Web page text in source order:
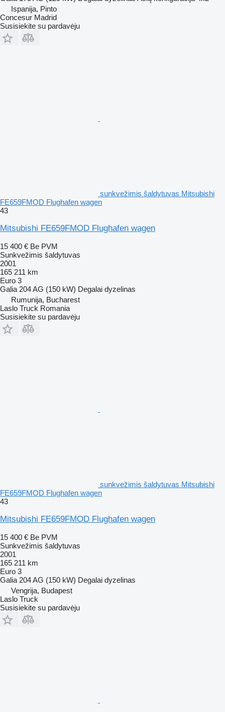
Ispanija, Pinto
Concesur Madrid
Susisiekite su pardavėju
sunkvežimis šaldytuvas Mitsubishi
FE659FMOD Flughafen wagen
43
Mitsubishi FE659FMOD Flughafen wagen
15 400 € Be PVM
Sunkvežimis šaldytuvas
2001
165 211 km
Euro 3
Galia 204 AG (150 kW) Degalai dyzelinas
Rumunija, Bucharest
Laslo Truck Romania
Susisiekite su pardavėju
sunkvežimis šaldytuvas Mitsubishi
FE659FMOD Flughafen wagen
43
Mitsubishi FE659FMOD Flughafen wagen
15 400 € Be PVM
Sunkvežimis šaldytuvas
2001
165 211 km
Euro 3
Galia 204 AG (150 kW) Degalai dyzelinas
Vengrija, Budapest
Laslo Truck
Susisiekite su pardavėju